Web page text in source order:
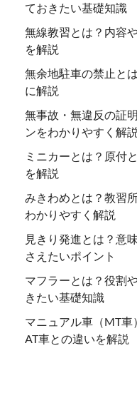
ておきたい基礎知識
無線教習とは？内容
を解説
無余地駐車の禁止と
に解説
無事故・無違反の証
ンをわかりやすく解説
ミニカーとは？原付
を解説
みきわめとは？教習
わかりやすく解説
見きり発進とは？意
さえたいポイント
マフラーとは？役割
きたい基礎知識
マニュアル車（MT車
AT車との違いを解説